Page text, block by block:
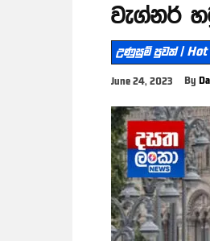
වැග්නර්
උණුසුම් පුවත් | Hot
June 24, 2023 By